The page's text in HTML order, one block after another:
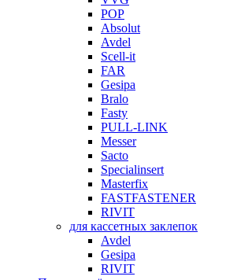
POP
Absolut
Avdel
Scell-it
FAR
Gesipa
Bralo
Fasty
PULL-LINK
Messer
Sacto
Specialinsert
Masterfix
FASTFASTENER
RIVIT
для кассетных заклепок
Avdel
Gesipa
RIVIT